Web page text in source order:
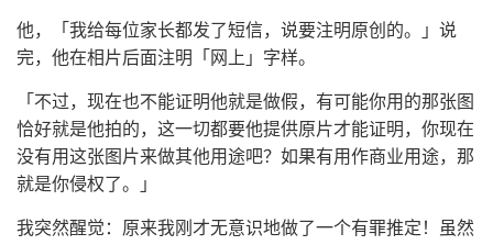
他，「我给每位家长都发了短信，说要注明原创的。」说
完，他在相片后面注明「网上」字样。
「不过，现在也不能证明他就是做假，有可能你用的那张图
恰好就是他拍的，这一切都要他提供原片才能证明，你现在
没有用这张图片来做其他用途吧？如果有用作商业用途，那
就是你侵权了。」
我突然醒觉：原来我刚才无意识地做了一个有罪推定！虽然